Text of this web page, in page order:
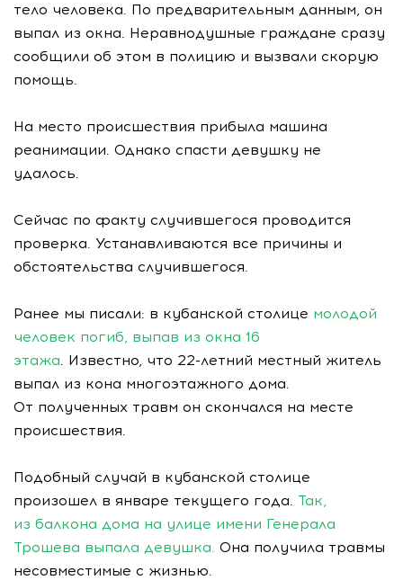
тело человека. По предварительным данным, он
выпал из окна. Неравнодушные граждане сразу
сообщили об этом в полицию и вызвали скорую
помощь.
На место происшествия прибыла машина
реанимации. Однако спасти девушку не
удалось.
Сейчас по факту случившегося проводится
проверка. Устанавливаются все причины и
обстоятельства случившегося.
Ранее мы писали: в кубанской столице молодой
человек погиб, выпав из окна 16
этажа. Известно, что 22-летний местный житель
выпал из кона многоэтажного дома.
От полученных травм он скончался на месте
происшествия.
Подобный случай в кубанской столице
произошел в январе текущего года. Так,
из балкона дома на улице имени Генерала
Трошева выпала девушка. Она получила травмы
несовместимые с жизнью.